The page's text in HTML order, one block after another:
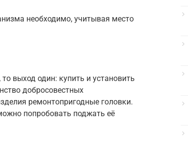
необходимо, учитывая место
выход один: купить и установить
добросовестных
ремонтопригодные головки.
попробовать поджать её